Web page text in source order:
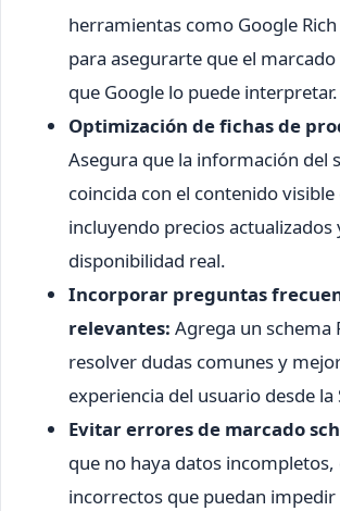
herramientas como Google Rich
para asegurarte que el
que Google lo puede interpretar.
Optimización de fichas de
Asegura que la información del
coincida con el contenido visible
incluyendo precios actualizados
disponibilidad real.
Incorporar preguntas
relevantes: Agrega un schema
resolver dudas comunes y
experiencia del usuario desde la
Evitar errores de marcado
que no haya datos
incorrectos que puedan impedir